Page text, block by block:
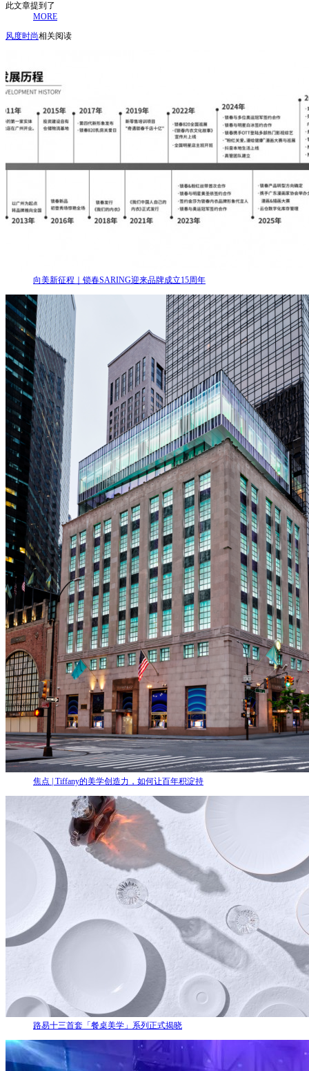
此文章提到了
MORE
风度时尚相关阅读
向美新征程｜锁春SARING迎来品牌成立15周年
焦点 | Tiffany的美学创造力，如何让百年积淀持
路易十三首套「餐桌美学」系列正式揭晓